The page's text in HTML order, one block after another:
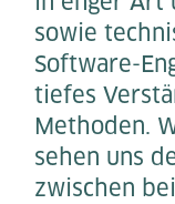
sowie
Software-
tiefes
Methoden.
sehen uns
zwischen